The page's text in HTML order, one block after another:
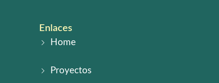
Enlaces
Home
Proyectos